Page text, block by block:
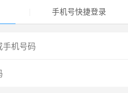
手机号快捷登录